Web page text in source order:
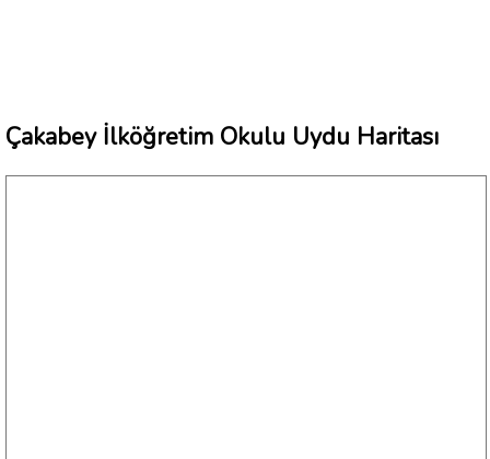
Çakabey İlköğretim Okulu Uydu Haritası